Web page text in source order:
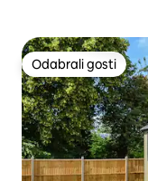
Odabrali gosti
Odabrali gosti